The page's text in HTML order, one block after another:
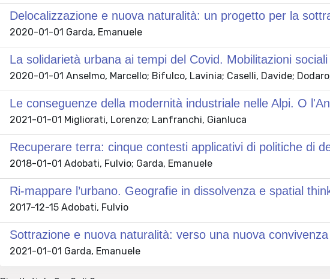
Delocalizzazione e nuova naturalità: un progetto per la
2020-01-01 Garda, Emanuele
La solidarietà urbana ai tempi del Covid. Mobilitazioni
2020-01-01 Anselmo, Marcello; Bifulco, Lavinia; Caselli, Davide;
Le conseguenze della modernità industriale nelle Alpi. O
2021-01-01 Migliorati, Lorenzo; Lanfranchi, Gianluca
Recuperare terra: cinque contesti applicativi di politiche di
2018-01-01 Adobati, Fulvio; Garda, Emanuele
Ri-mappare l’urbano. Geografie in dissolvenza e spatial
2017-12-15 Adobati, Fulvio
Sottrazione e nuova naturalità: verso una nuova
2021-01-01 Garda, Emanuele